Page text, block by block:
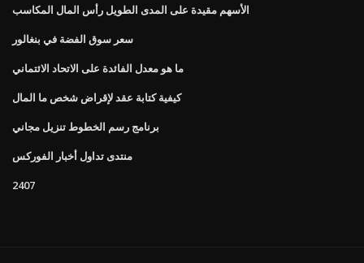
الأسهم مقيدة على المدى الطويل رأس المال المكاسب
سعر سوق الفضة في بنغالور
ما هو معدل الفائدة على الاتحاد الائتماني
كيفية كتابة عقد لإقراض شخص ما المال
برنامج رسم الخطوط تنزيل مجاني
منتدى تداول أخبار الفوركس
2407